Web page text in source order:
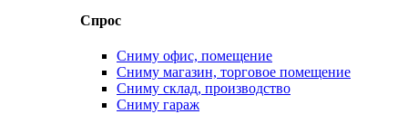
Спрос
Сниму офис, помещение
Сниму магазин, торговое помещение
Сниму склад, производство
Сниму гараж